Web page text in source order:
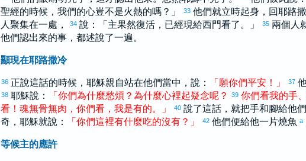
聖經的時候，我們的心豈不是火熱的嗎？」
33 他們就立時起身，回耶路
人聚集在一處，
34 說：「主果然復活，已經現給西門看了。」 35 兩個人
他們認出來的事，都述說了一遍。
顯現在耶路撒冷
36 正說這話的時候，耶穌親自站在他們當中，說： 「 願你們平安！ 」 37
38 耶穌說： 「 你們為什麼愁煩 ？ 為什麼心裡起疑念呢？ 39 你們看我的手、
看！ 魂無骨無肉 ， 你們看， 我是有的。 」 40 說了這話，就把手和腳給他們
奇，耶穌就說：
「 你們這裡有什麼吃的沒有？ 」 42 他們便給他一片燒魚 a
等候主的應許